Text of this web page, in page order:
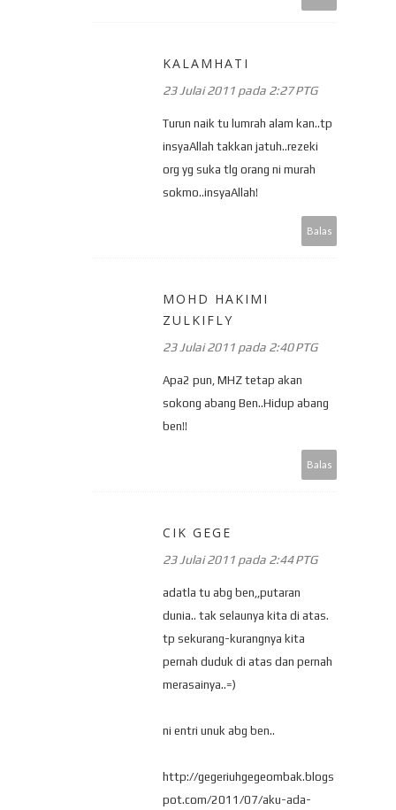
KALAMHATI
23 Julai 2011 pada 2:27 PTG
Turun naik tu lumrah alam kan..tp
insyaAllah takkan jatuh..rezeki
org yg suka tlg orang ni murah
sokmo..insyaAllah!
Balas
MOHD HAKIMI
ZULKIFLY
23 Julai 2011 pada 2:40 PTG
Apa2 pun, MHZ tetap akan
sokong abang Ben..Hidup abang
ben!!
Balas
CIK GEGE
23 Julai 2011 pada 2:44 PTG
adatla tu abg ben,,putaran
dunia.. tak selaunya kita di atas.
tp sekurang-kurangnya kita
pernah duduk di atas dan pernah
merasainya..=)
ni entri unuk abg ben..
http://gegeriuhgegeombak.blogs
pot.com/2011/07/aku-ada-